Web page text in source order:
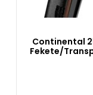
Continental
Fekete/